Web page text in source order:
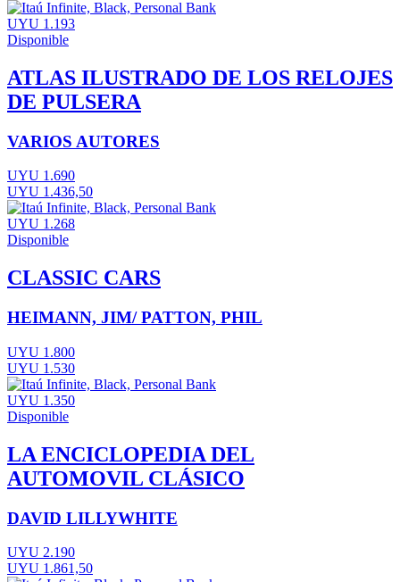
UYU 1.193
Disponible
ATLAS ILUSTRADO DE LOS RELOJES
DE PULSERA
VARIOS AUTORES
UYU 1.690
UYU 1.436,50
UYU 1.268
Disponible
CLASSIC CARS
HEIMANN, JIM/ PATTON, PHIL
UYU 1.800
UYU 1.530
UYU 1.350
Disponible
LA ENCICLOPEDIA DEL
AUTOMOVIL CLÁSICO
DAVID LILLYWHITE
UYU 2.190
UYU 1.861,50